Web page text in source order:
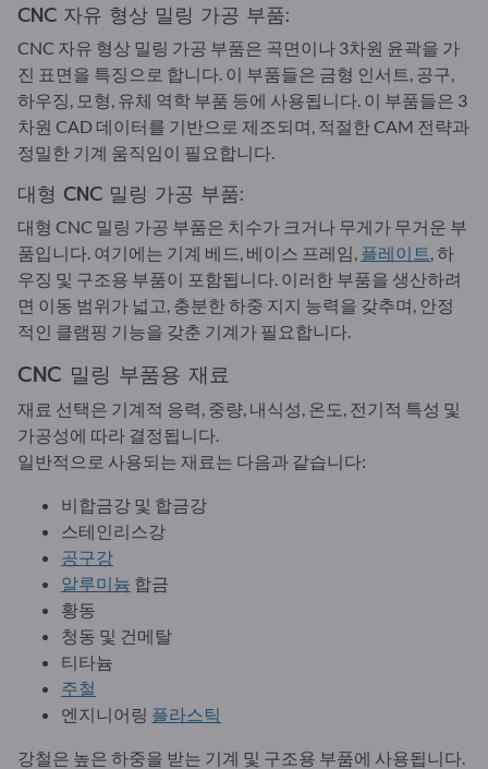
CNC 자유 형상 밀링 가공 부품:
CNC 자유 형상 밀링 가공 부품은 곡면이나 3차원 윤곽을 가
진 표면을 특징으로 합니다. 이 부품들은 금형 인서트, 공구,
하우징, 모형, 유체 역학 부품 등에 사용됩니다. 이 부품들은 3
차원 CAD 데이터를 기반으로 제조되며, 적절한 CAM 전략과
정밀한 기계 움직임이 필요합니다.
대형 CNC 밀링 가공 부품:
대형 CNC 밀링 가공 부품은 치수가 크거나 무게가 무거운 부
품입니다. 여기에는 기계 베드, 베이스 프레임, 플레이트 , 하
우징 및 구조용 부품이 포함됩니다. 이러한 부품을 생산하려
면 이동 범위가 넓고, 충분한 하중 지지 능력을 갖추며, 안정
적인 클램핑 기능을 갖춘 기계가 필요합니다.
CNC 밀링 부품용 재료
재료 선택은 기계적 응력, 중량, 내식성, 온도, 전기적 특성 및
가공성에 따라 결정됩니다.
일반적으로 사용되는 재료는 다음과 같습니다:
비합금강 및 합금강
스테인리스강
공구강
알루미늄 합금
황동
청동 및 건메탈
티타늄
주철
엔지니어링 플라스틱
강철은 높은 하중을 받는 기계 및 구조용 부품에 사용됩니다.